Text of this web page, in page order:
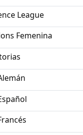
League
Femenina